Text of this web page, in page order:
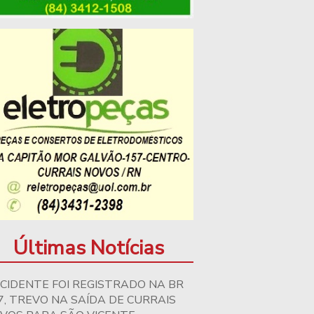
Últimas Notícias
FOI REGISTRADO NA BR
TREVO NA SAÍDA DE CURRAIS